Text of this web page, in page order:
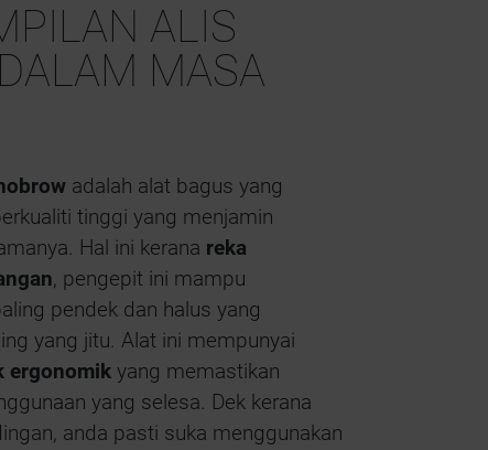
ALIS
MASA
adalah alat bagus yang
tinggi yang menjamin
Hal ini kerana reka
, pengepit ini mampu
pendek dan halus yang
yang jitu. Alat ini mempunyai
ergonomik yang memastikan
yang selesa. Dek kerana
anda pasti suka menggunakan